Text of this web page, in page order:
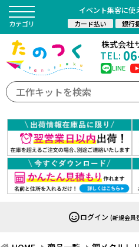
イベント集客に使
カード払い 銀行
株式会社
TEL:
LINE
カテゴリ
ログイン (新規会員